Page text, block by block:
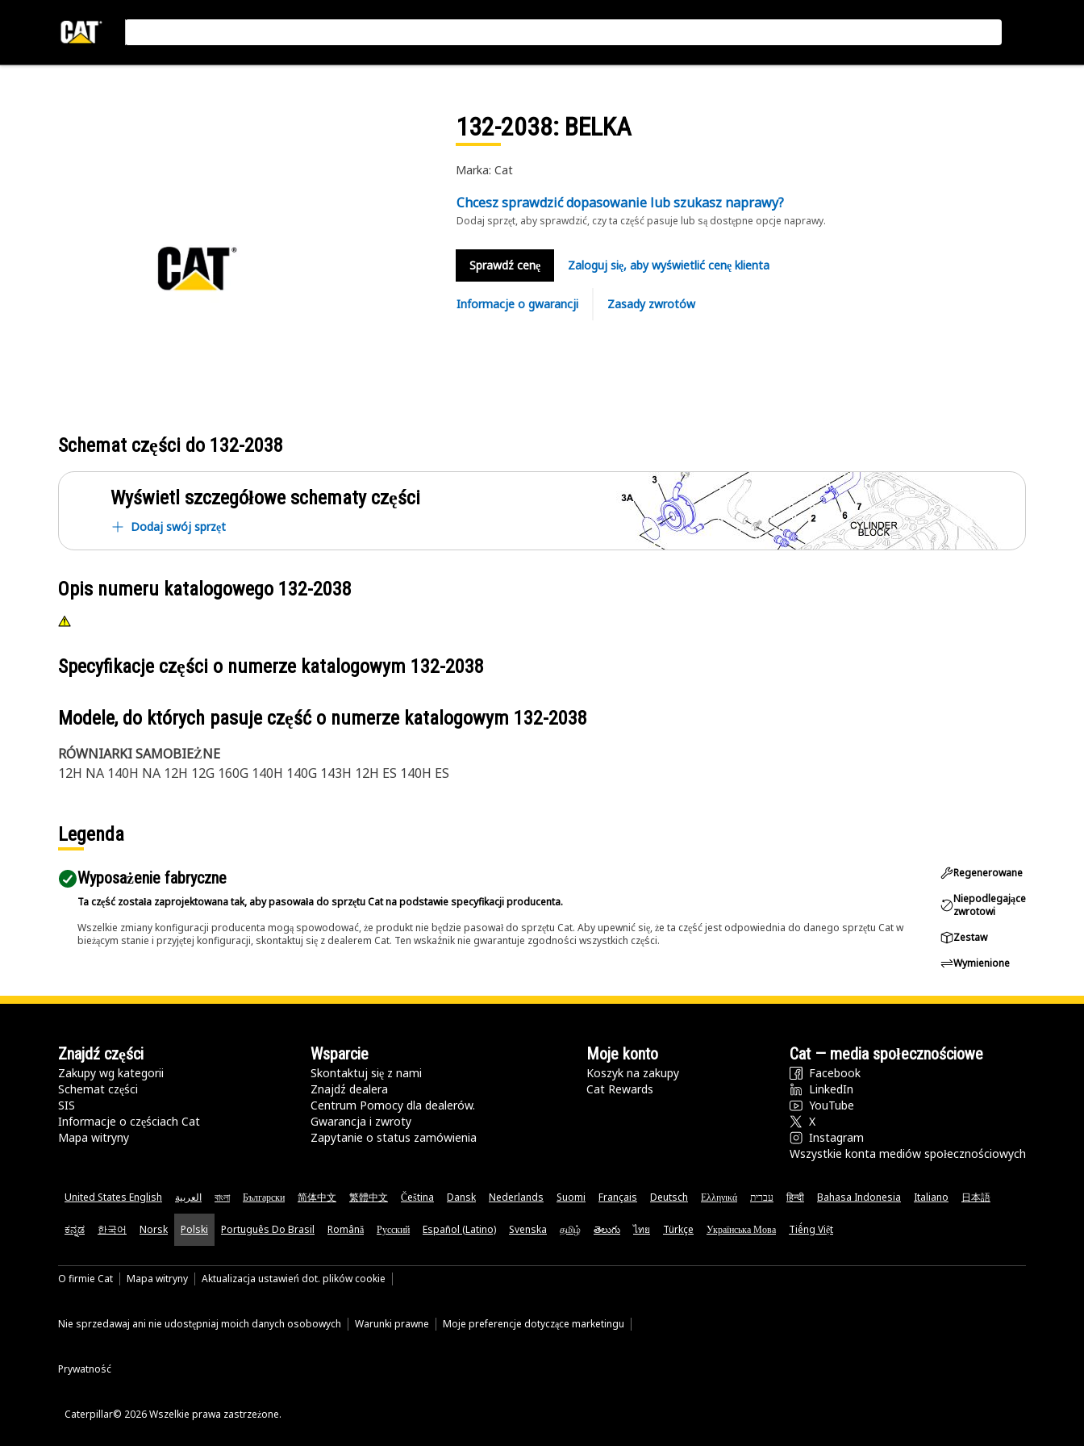
132-2038: BELKA
Marka: Cat
Chcesz sprawdzić dopasowanie lub szukasz naprawy?
Dodaj sprzęt, aby sprawdzić, czy ta część pasuje lub są dostępne opcje naprawy.
Sprawdź cenę Zaloguj się, aby wyświetlić cenę klienta
Informacje o gwarancji Zasady zwrotów
Schemat części do 132-2038
Wyświetl szczegółowe schematy części
Dodaj swój sprzęt
Opis numeru katalogowego 132-2038
Specyfikacje części o numerze katalogowym 132-2038
Modele, do których pasuje część o numerze katalogowym 132-2038
RÓWNIARKI SAMOBIEŻNE
12H NA 140H NA 12H 12G 160G 140H 140G 143H 12H ES 140H ES
Legenda
Wyposażenie fabryczne
Ta część została zaprojektowana tak, aby pasowała do sprzętu Cat na podstawie specyfikacji producenta.
Wszelkie zmiany konfiguracji producenta mogą spowodować, że produkt nie będzie pasował do sprzętu Cat. Aby upewnić się, że ta część jest odpowiednia do danego sprzętu Cat w
bieżącym stanie i przyjętej konfiguracji, skontaktuj się z dealerem Cat. Ten wskaźnik nie gwarantuje zgodności wszystkich części.
Regenerowane
Niepodlegające
zwrotowi
Zestaw
Wymienione
Znajdź części
Zakupy wg kategorii
Schemat części
SIS
Informacje o częściach Cat
Mapa witryny
Wsparcie
Skontaktuj się z nami
Znajdź dealera
Centrum Pomocy dla dealerów.
Gwarancja i zwroty
Zapytanie o status zamówienia
Moje konto
Koszyk na zakupy
Cat Rewards
Cat — media społecznościowe
Facebook
LinkedIn
YouTube
X
Instagram
Wszystkie konta mediów społecznościowych
United States English العربية বাংলা Български 简体中文 繁體中文 Čeština Dansk Nederlands Suomi Français Deutsch Ελληνικά עברית हिन्दी Bahasa Indonesia Italiano 日本語
ಕನ್ನಡ 한국어 Norsk Polski Português Do Brasil Română Русский Español (Latino) Svenska தமிழ் తెలుగు ไทย Türkçe Українська Мова Tiếng Việt
O firmie Cat Mapa witryny Aktualizacja ustawień dot. plików cookie
Nie sprzedawaj ani nie udostępniaj moich danych osobowych Warunki prawne Moje preferencje dotyczące marketingu
Prywatność
Caterpillar© 2026 Wszelkie prawa zastrzeżone.